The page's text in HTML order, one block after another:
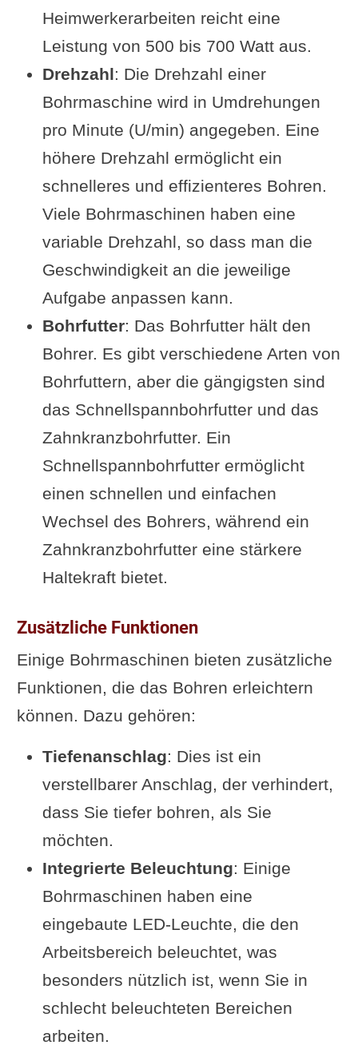
Heimwerkerarbeiten reicht eine
Leistung von 500 bis 700 Watt aus.
Drehzahl: Die Drehzahl einer
Bohrmaschine wird in Umdrehungen
pro Minute (U/min) angegeben. Eine
höhere Drehzahl ermöglicht ein
schnelleres und effizienteres Bohren.
Viele Bohrmaschinen haben eine
variable Drehzahl, so dass man die
Geschwindigkeit an die jeweilige
Aufgabe anpassen kann.
Bohrfutter: Das Bohrfutter hält den
Bohrer. Es gibt verschiedene Arten von
Bohrfuttern, aber die gängigsten sind
das Schnellspannbohrfutter und das
Zahnkranzbohrfutter. Ein
Schnellspannbohrfutter ermöglicht
einen schnellen und einfachen
Wechsel des Bohrers, während ein
Zahnkranzbohrfutter eine stärkere
Haltekraft bietet.
Zusätzliche Funktionen
Einige Bohrmaschinen bieten zusätzliche
Funktionen, die das Bohren erleichtern
können. Dazu gehören:
Tiefenanschlag: Dies ist ein
verstellbarer Anschlag, der verhindert,
dass Sie tiefer bohren, als Sie
möchten.
Integrierte Beleuchtung: Einige
Bohrmaschinen haben eine
eingebaute LED-Leuchte, die den
Arbeitsbereich beleuchtet, was
besonders nützlich ist, wenn Sie in
schlecht beleuchteten Bereichen
arbeiten.